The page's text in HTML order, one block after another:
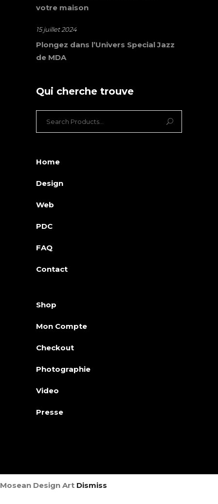
votre maison
15 juillet 2024
Plongez dans l’Univers Special Jazz
de MDA
Qui cherche trouve
Home
Design
Web
PDC
FAQ
Contact
Shop
Mon Compte
Checkout
Photographie
Video
Presse
Mosean Design Art Dismiss